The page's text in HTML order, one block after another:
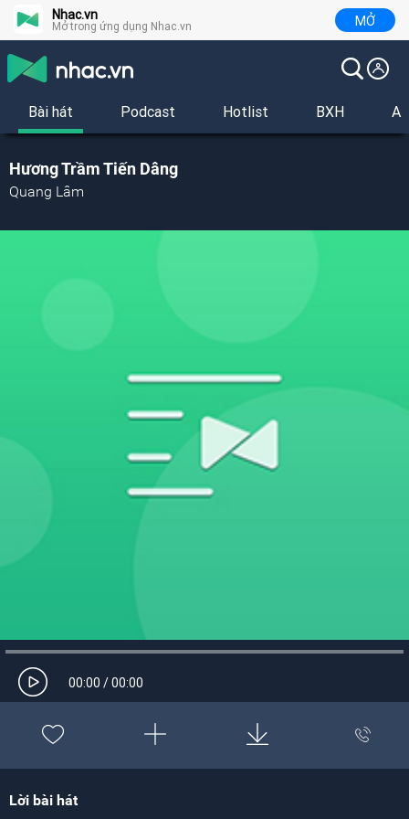
Nhac.vn
Mở trong ứng dụng Nhac.vn MỞ
Bài hát Podcast Hotlist BXH
Hương Trầm Tiến Dâng
Quang Lâm
00:00 /00:00
Lời bài hát